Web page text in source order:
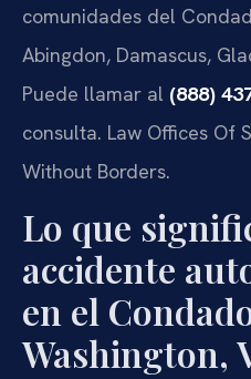
comunidades del
Abingdon, Damascus,
Puede llamar al (888)
consulta. Law Offices Of
Without Borders.
Lo que
accidente
en el
Washington,